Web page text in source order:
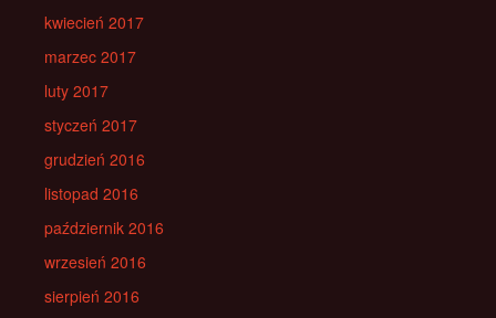
kwiecień 2017
marzec 2017
luty 2017
styczeń 2017
grudzień 2016
listopad 2016
październik 2016
wrzesień 2016
sierpień 2016